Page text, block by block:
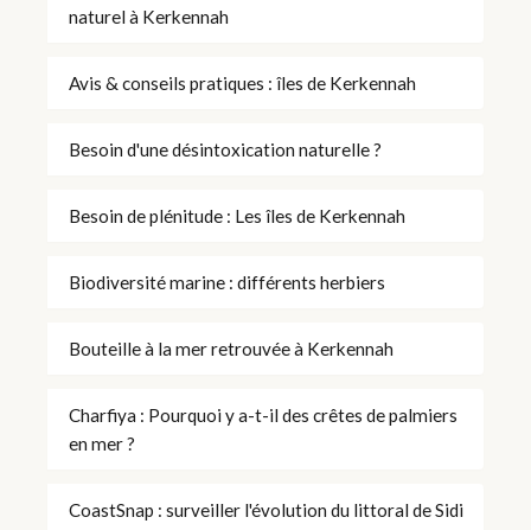
naturel à Kerkennah
Avis & conseils pratiques : îles de Kerkennah
Besoin d'une désintoxication naturelle ?
Besoin de plénitude : Les îles de Kerkennah
Biodiversité marine : différents herbiers
Bouteille à la mer retrouvée à Kerkennah
Charfiya : Pourquoi y a-t-il des crêtes de palmiers
en mer ?
CoastSnap : surveiller l'évolution du littoral de Sidi